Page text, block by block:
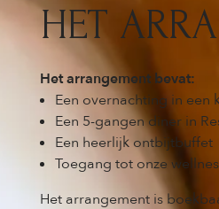
HET
Het arrangement bevat:
Een overnachting in een
Een 5-gangen diner in
Een heerlijk ontbijtbuffet
Toegang tot onze
Het arrangement is